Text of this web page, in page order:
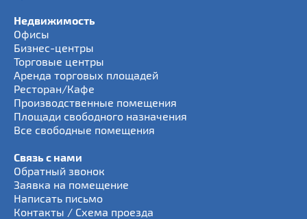
Недвижимость
Офисы
Бизнес-центры
Торговые центры
Аренда торговых площадей
Ресторан/Кафе
Производственные помещения
Площади свободного назначения
Все свободные помещения
Связь с нами
Обратный звонок
Заявка на помещение
Написать письмо
Контакты / Схема проезда